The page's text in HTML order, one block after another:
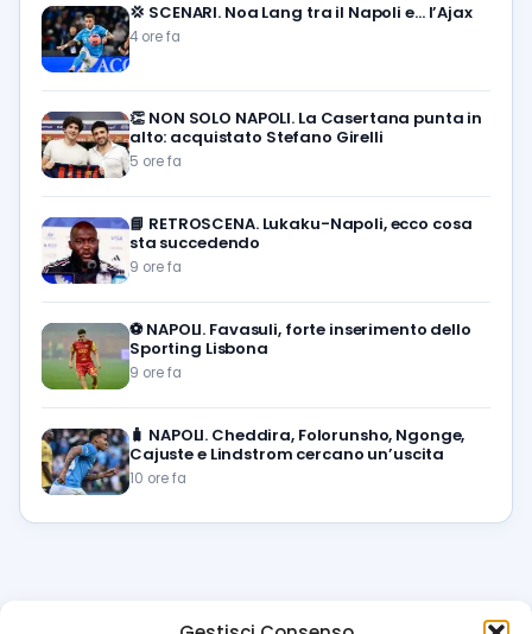
💢 SCENARI. Noa Lang tra il Napoli e… l’Ajax
4 ore fa
👏 NON SOLO NAPOLI. La Casertana punta in
alto: acquistato Stefano Girelli
5 ore fa
📘 RETROSCENA. Lukaku-Napoli, ecco cosa
sta succedendo
9 ore fa
⚽️ NAPOLI. Favasuli, forte inserimento dello
Sporting Lisbona
9 ore fa
🧳 NAPOLI. Cheddira, Folorunsho, Ngonge,
Cajuste e Lindstrom cercano un’uscita
10 ore fa